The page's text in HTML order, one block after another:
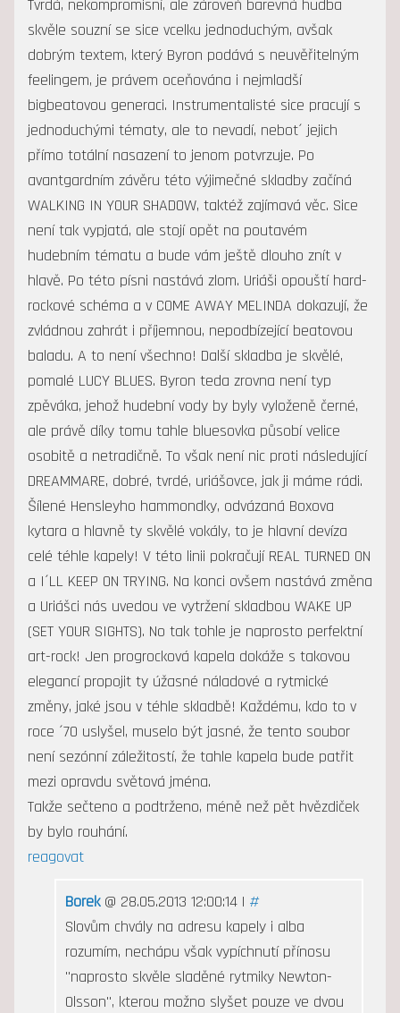
Tvrdá, nekompromisní, ale zároveň barevná hudba
skvěle souzní se sice vcelku jednoduchým, avšak
dobrým textem, který Byron podává s neuvěřitelným
feelingem, je právem oceňována i nejmladší
bigbeatovou generaci. Instrumentalisté sice pracují s
jednoduchými tématy, ale to nevadí, nebot´ jejich
přímo totální nasazení to jenom potvrzuje. Po
avantgardním závěru této výjimečné skladby začíná
WALKING IN YOUR SHADOW, taktéž zajímavá věc. Sice
není tak vypjatá, ale stojí opět na poutavém
hudebním tématu a bude vám ještě dlouho znít v
hlavě. Po této písni nastává zlom. Uriáši opouští hard-
rockové schéma a v COME AWAY MELINDA dokazují, že
zvládnou zahrát i příjemnou, nepodbízející beatovou
baladu. A to není všechno! Další skladba je skvělé,
pomalé LUCY BLUES. Byron teda zrovna není typ
zpěváka, jehož hudební vody by byly vyloženě černé,
ale právě díky tomu tahle bluesovka působí velice
osobitě a netradičně. To však není nic proti následující
DREAMMARE, dobré, tvrdé, uriášovce, jak ji máme rádi.
Šílené Hensleyho hammondky, odvázaná Boxova
kytara a hlavně ty skvělé vokály, to je hlavní devíza
celé téhle kapely! V této linii pokračují REAL TURNED ON
a I´LL KEEP ON TRYING. Na konci ovšem nastává změna
a Uriášci nás uvedou ve vytržení skladbou WAKE UP
(SET YOUR SIGHTS). No tak tohle je naprosto perfektní
art-rock! Jen progrocková kapela dokáže s takovou
elegancí propojit ty úžasné náladové a rytmické
změny, jaké jsou v téhle skladbě! Každému, kdo to v
roce ´70 uslyšel, muselo být jasné, že tento soubor
není sezónní záležitostí, že tahle kapela bude patřit
mezi opravdu světová jména.
Takže sečteno a podtrženo, méně než pět hvězdiček
by bylo rouhání.
reagovat
Borek@ 28.05.2013 12:00:14 | #
Slovům chvály na adresu kapely i alba
rozumím, nechápu však vypíchnutí přínosu
"naprosto skvěle sladěné rytmiky Newton-
Olsson", kterou možno slyšet pouze ve dvou